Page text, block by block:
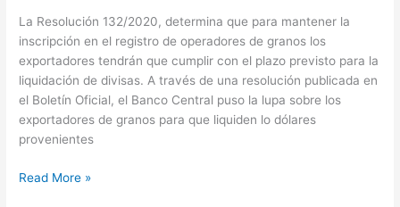
La Resolución 132/2020, determina que para mantener la
inscripción en el registro de operadores de granos los
exportadores tendrán que cumplir con el plazo previsto para la
liquidación de divisas. A través de una resolución publicada en
el Boletín Oficial, el Banco Central puso la lupa sobre los
exportadores de granos para que liquiden lo dólares
provenientes
Read More »